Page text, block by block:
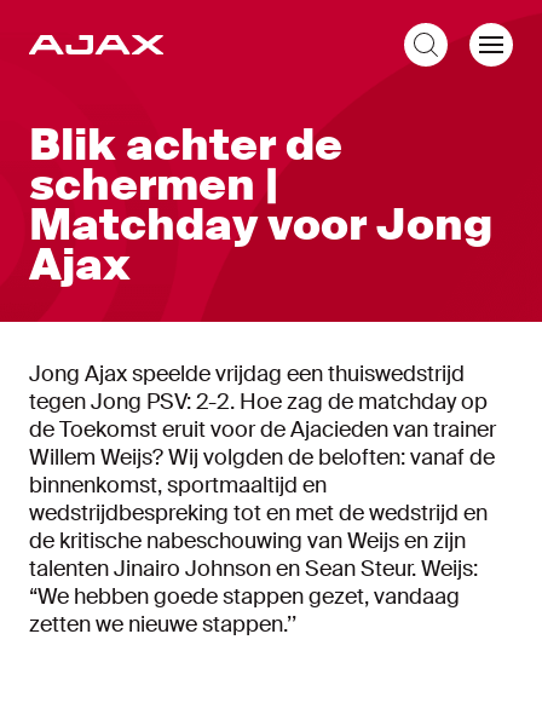
Blik achter de
schermen |
Matchday voor Jong
Ajax
Jong Ajax speelde vrijdag een thuiswedstrijd
tegen Jong PSV: 2-2. Hoe zag de matchday op
de Toekomst eruit voor de Ajacieden van trainer
Willem Weijs? Wij volgden de beloften: vanaf de
binnenkomst, sportmaaltijd en
wedstrijdbespreking tot en met de wedstrijd en
de kritische nabeschouwing van Weijs en zijn
talenten Jinairo Johnson en Sean Steur. Weijs:
“We hebben goede stappen gezet, vandaag
zetten we nieuwe stappen.’’